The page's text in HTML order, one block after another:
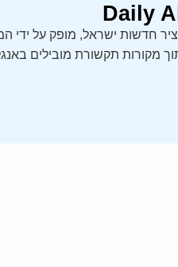
מקורות תקשורת מובילים